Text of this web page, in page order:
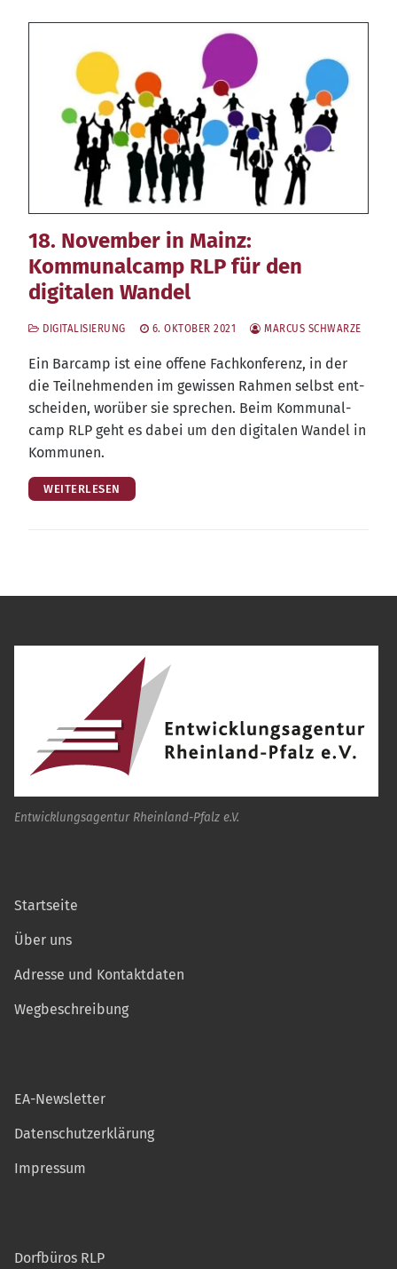
18. November in Mainz:
Kommunalcamp RLP für den
digitalen Wandel
DIGITALISIERUNG 6. OKTOBER 2021 MARCUS SCHWARZE
Ein Bar­camp ist eine offe­ne Fach­kon­fe­renz, in der
die Teil­neh­men­den im gewis­sen Rah­men selbst ent­
schei­den, wor­über sie spre­chen. Beim Kom­mu­nal­
camp RLP geht es dabei um den digi­ta­len Wan­del in
Kommunen.
WEITERLESEN
Entwicklungsagentur Rheinland-Pfalz e.V.
Startseite
Über uns
Adresse und Kontaktdaten
Wegbeschreibung
EA-Newsletter
Datenschutzerklärung
Impressum
Dorfbüros RLP